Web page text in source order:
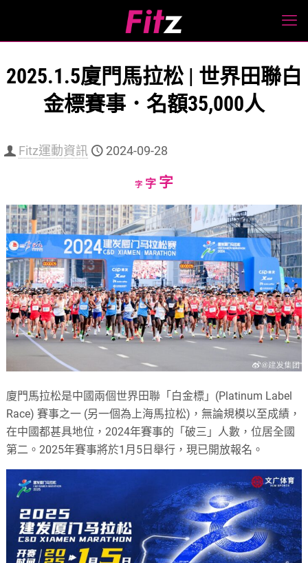
2025.1.5廈門馬拉松 | 世界田聯白
金標賽事．名額35,000人
Fitz運動資訊 2024-09-28
字Decrease
size.
字Reset
size.
字Increase
size.
廈門馬拉松是中國兩個世界田聯「白金標」(Platinum Label
Race) 賽事之一 (另一個為上海馬拉松)，無論規模以至成績，
在中國都甚具地位，2024年賽事的「破三」人數，位居全國
第二。2025年賽事將於1月5日舉行，現已開放報名。